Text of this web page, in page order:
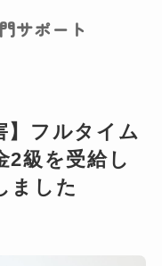
サポート
】フルタイム
2級を受給し
ました